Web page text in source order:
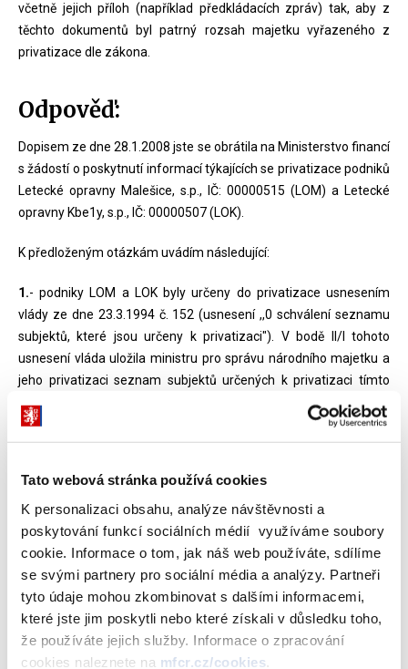
Tato webová stránka používá cookies
K personalizaci obsahu, analýze návštěvnosti a
poskytování funkcí sociálních médií využíváme soubory
cookie. Informace o tom, jak náš web používáte, sdílíme
se svými partnery pro sociální média a analýzy. Partneři
tyto údaje mohou zkombinovat s dalšími informacemi,
které jste jim poskytli nebo které získali v důsledku toho,
že používáte jejich služby. Informace o zpracování
cookies naleznete na mfcr.cz/cookies
včetně jejich příloh (například předkládacích zpráv) tak, aby z
těchto dokumentů byl patrný rozsah majetku vyřazeného z
privatizace dle zákona.
Odpověď:
Dopisem ze dne 28.1.2008 jste se obrátila na Ministerstvo financí
s žádostí o poskytnutí informací týkajících se privatizace podniků
Letecké opravny Malešice, s.p., IČ: 00000515 (LOM) a Letecké
opravny Kbe1y, s.p., IČ: 00000507 (LOK).
K předloženým otázkám uvádím následující:
1.- podniky LOM a LOK byly určeny do privatizace usnesením
vlády ze dne 23.3.1994 č. 152 (usnesení ,,0 schválení seznamu
subjektů, které jsou určeny k privatizaci"). V bodě II/I tohoto
usnesení vláda uložila ministru pro správu národního majetku a
jeho privatizaci seznam subjektů určených k privatizaci tímto
usnesením zveřejnit. Seznam byl zveřejněn dne 8.4.1994 v
Hospodářských novinách. Kopie originálu přílohy usnesení vlády
č. 152/1994 není v archivu Ministerstva financí k dispozici. V
1.1.- Uvedeným usnesením vláda určila k privatizaci subjekty,
tzn. veškerý majetek podniků uvedených v seznamu. Základní
privatizační projekty, tj. projekty předložené vedením daných
podniků, obsahovaly proto v případě LOM i LOK, v souladu s tehdy
platnou vyhláškou č.324/1991 Sb., závazná osnova pro
vypracování privatizačního projektu, ve znění vyhlášky č.
526/1991 Sb., formulář 2(A), tj. "vymezení majetku státu ... na
podnikání jiných právnických osob, je-li předmětem